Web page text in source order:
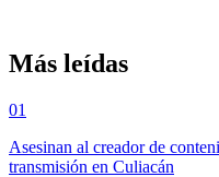
Más leídas
01
Asesinan al creador de
transmisión en Culiacán